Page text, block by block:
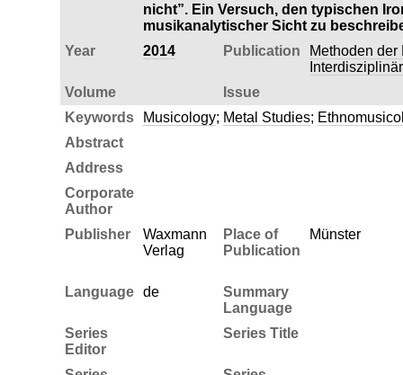
nicht”. Ein Versuch, den typischen
musikanalytischer Sicht zu
Year
2014 Publication
Methoden
Volume
Issue
Keywords
Musicology; Metal Studies;
Abstract
Address
Corporate
Author
Publisher
Waxmann
Verlag
Place of
Publication
Münster
Language de
Summary
Language
Series
Editor
Series Title